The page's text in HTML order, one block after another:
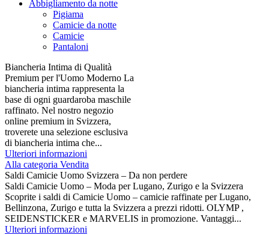
Abbigliamento da notte
Pigiama
Camicie da notte
Camicie
Pantaloni
Biancheria Intima di Qualità
Premium per l'Uomo Moderno La
biancheria intima rappresenta la
base di ogni guardaroba maschile
raffinato. Nel nostro negozio
online premium in Svizzera,
troverete una selezione esclusiva
di biancheria intima che...
Ulteriori informazioni
Alla categoria Vendita
Saldi Camicie Uomo Svizzera – Da non perdere
Saldi Camicie Uomo – Moda per Lugano, Zurigo e la Svizzera
Scoprite i saldi di Camicie Uomo – camicie raffinate per Lugano,
Bellinzona, Zurigo e tutta la Svizzera a prezzi ridotti. OLYMP ,
SEIDENSTICKER e MARVELIS in promozione. Vantaggi...
Ulteriori informazioni